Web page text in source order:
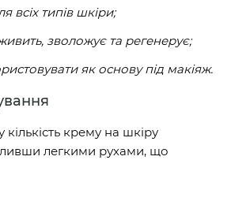
всіх типів шкіри;
зволожує та регенерує;
як основу під макіяж.
крему на шкіру
легкими рухами, що